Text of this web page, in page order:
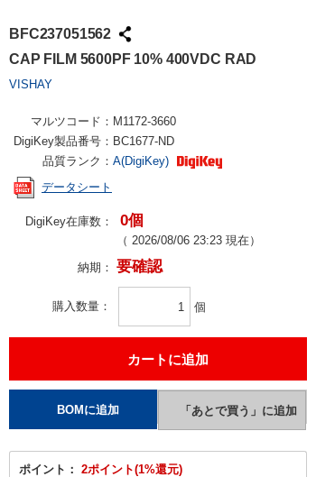
BFC237051562
CAP FILM 5600PF 10% 400VDC RAD
VISHAY
マルツコード： M1172-3660
DigiKey製品番号： BC1677-ND
品質ランク： A(DigiKey)
データシート
DigiKey在庫数： 0個
（ 2026/08/06 23:23 現在）
納期： 要確認
購入数量 個
ポイント： 2ポイント(1%還元)